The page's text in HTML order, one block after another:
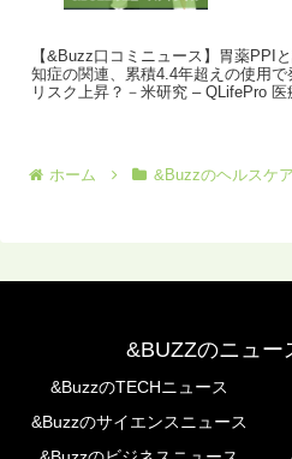
【&Buzz口コミニュース】胃薬PPI
知症の関連、累積4.4年超えの使用で
リスク上昇？－米研究 – QLifePro 医
ホーム &Buzzのヘルスケ
&BUZZのニュー
&BuzzのTECHニュース
&Buzzのサイエンスニュース